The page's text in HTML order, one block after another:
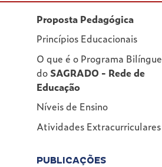
Proposta Pedagógica
Princípios Educacionais
O que é o Programa Bilíngue
do SAGRADO - Rede de
Educação
Níveis de Ensino
Atividades Extracurriculares
PUBLICAÇÕES